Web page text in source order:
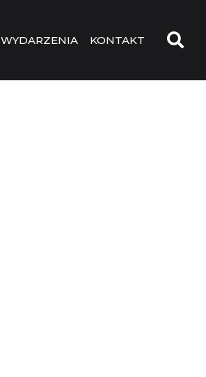
WYDARZENIA KONTAKT